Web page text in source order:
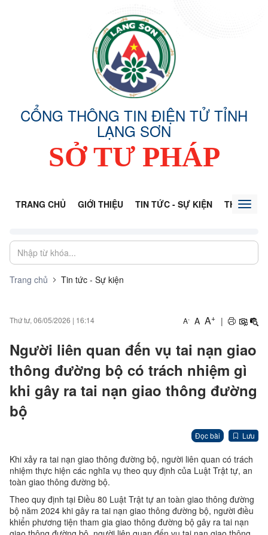
CỔNG THÔNG TIN ĐIỆN TỬ TỈNH
LẠNG SƠN
SỞ TƯ PHÁP
TRANG CHỦ GIỚI THIỆU TIN TỨC - SỰ KIỆN THÔNG
Trang chủ Tin tức - Sự kiện
Thứ tư, 06/05/2026 | 16:14 A- A A+ |
Người liên quan đến vụ tai nạn giao
thông đường bộ có trách nhiệm gì
khi gây ra tai nạn giao thông đường
bộ
Đọc bài Lưu
Khi xảy ra tai nạn giao thông đường bộ, người liên quan có trách
nhiệm thực hiện các nghĩa vụ theo quy định của Luật Trật tự, an
toàn giao thông đường bộ.
Theo quy định tại Điều 80 Luật Trật tự an toàn giao thông đường
bộ năm 2024 khi gây ra tai nạn giao thông đường bộ, người điều
khiển phương tiện tham gia giao thông đường bộ gây ra tai nạn